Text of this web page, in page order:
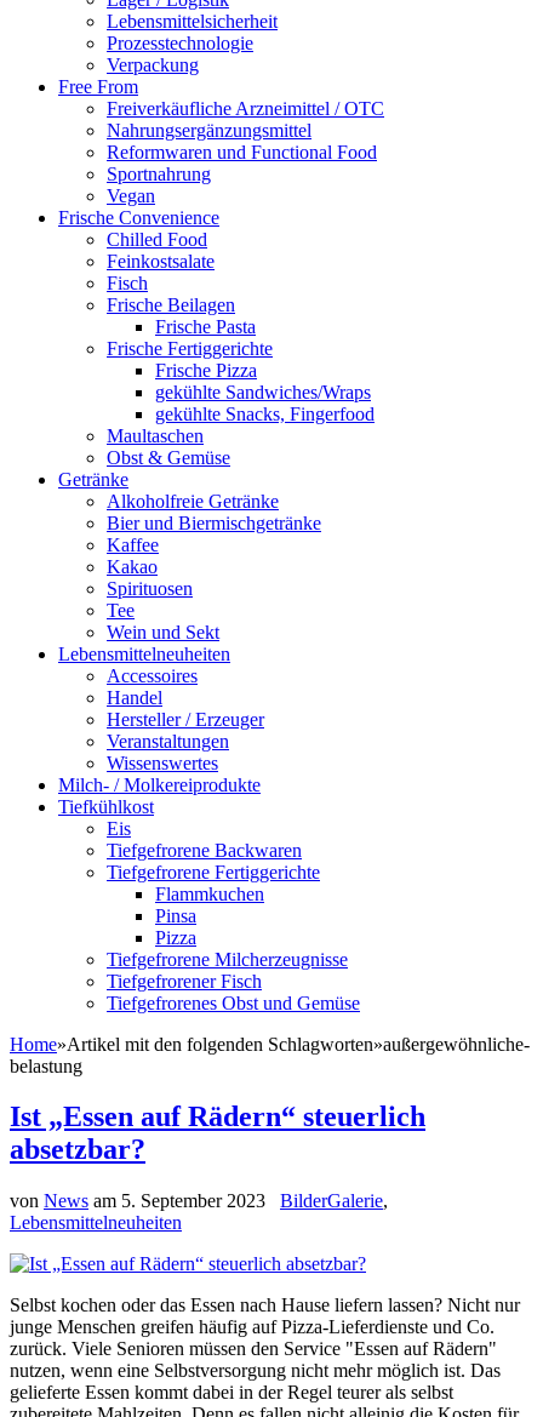
Lebensmittelsicherheit
Prozesstechnologie
Verpackung
Free From
Freiverkäufliche Arzneimittel / OTC
Nahrungsergänzungsmittel
Reformwaren und Functional Food
Sportnahrung
Vegan
Frische Convenience
Chilled Food
Feinkostsalate
Fisch
Frische Beilagen
Frische Pasta
Frische Fertiggerichte
Frische Pizza
gekühlte Sandwiches/Wraps
gekühlte Snacks, Fingerfood
Maultaschen
Obst & Gemüse
Getränke
Alkoholfreie Getränke
Bier und Biermischgetränke
Kaffee
Kakao
Spirituosen
Tee
Wein und Sekt
Lebensmittelneuheiten
Accessoires
Handel
Hersteller / Erzeuger
Veranstaltungen
Wissenswertes
Milch- / Molkereiprodukte
Tiefkühlkost
Eis
Tiefgefrorene Backwaren
Tiefgefrorene Fertiggerichte
Flammkuchen
Pinsa
Pizza
Tiefgefrorene Milcherzeugnisse
Tiefgefrorener Fisch
Tiefgefrorenes Obst und Gemüse
Home»Artikel mit den folgenden Schlagworten»außergewöhnliche-
belastung
Ist „Essen auf Rädern“ steuerlich
absetzbar?
von News am 5. September 2023 BilderGalerie,
Lebensmittelneuheiten
Selbst kochen oder das Essen nach Hause liefern lassen? Nicht nur
junge Menschen greifen häufig auf Pizza-Lieferdienste und Co.
zurück. Viele Senioren müssen den Service "Essen auf Rädern"
nutzen, wenn eine Selbstversorgung nicht mehr möglich ist. Das
gelieferte Essen kommt dabei in der Regel teurer als selbst